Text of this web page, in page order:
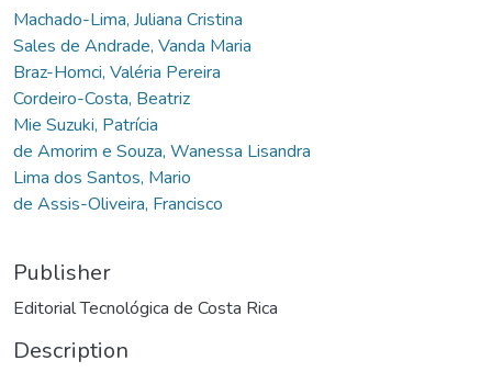
Machado-Lima, Juliana Cristina
Sales de Andrade, Vanda Maria
Braz-Homci, Valéria Pereira
Cordeiro-Costa, Beatriz
Mie Suzuki, Patrícia
de Amorim e Souza, Wanessa Lisandra
Lima dos Santos, Mario
de Assis-Oliveira, Francisco
Publisher
Editorial Tecnológica de Costa Rica
Description